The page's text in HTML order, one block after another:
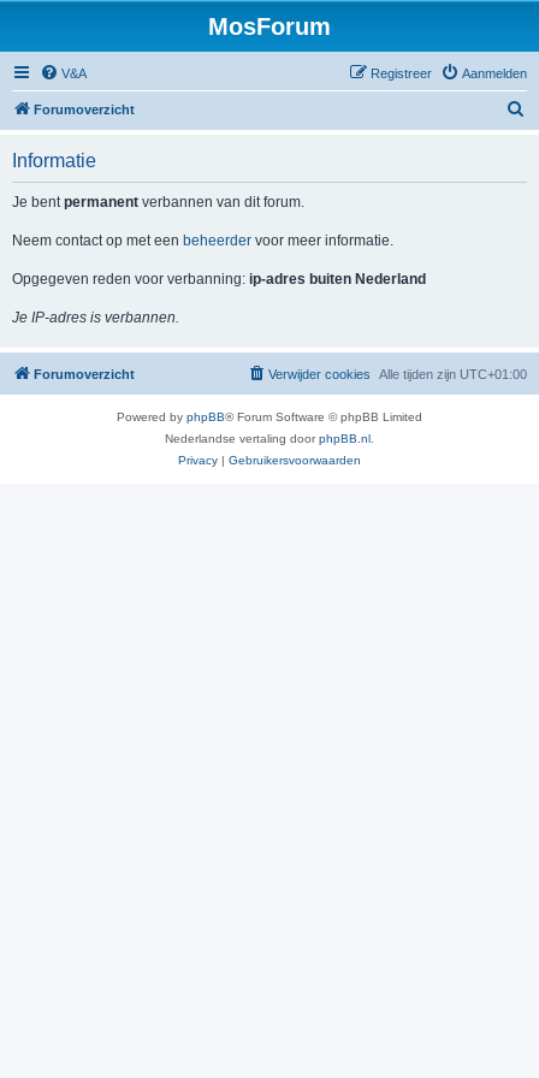
MosForum
V&A Aanmelden
Registreer
Forumoverzicht
Informatie
Je bentpermanent verbannen van dit forum.
Neem contact op met een beheerder voor meer informatie.
Opgegeven reden voor verbanning: ip-adres buiten Nederland
Je IP-adres is verbannen.
Forumoverzicht Alle tijden zijn UTC+01:00
Verwijder cookies
Powered by phpBB® Forum Software © phpBB Limited
Nederlandse vertaling doorphpBB.nl
Privacy | Gebruikersvoorwaarden